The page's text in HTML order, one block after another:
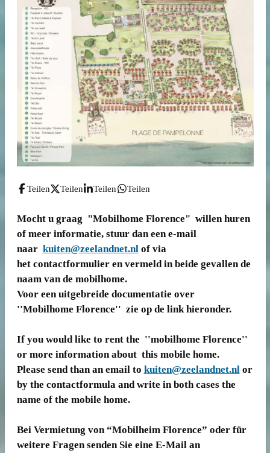
Teilen Teilen Teilen Teilen
Mocht u graag "Mobilhome Florence" willen huren
of meer informatie, stuur dan een e-mail
naar kuiten@zeelandnet.nlof via
het contactformulier en vermeld in beide gevallen de
naam van de mobilhome.
Voor een uitgebreide documentatie over
''Mobilhome Florence'' zie op de link hieronder.
If you would like to rent the ''mobilhome Florence''
or more information about this mobile home.
Please send than an email to kuiten@zeelandnet.nlor
by the contactformula and write in both cases the
name of the mobile home.
Bei Vermietung von “Mobilheim Florence” oder für
weitere Fragen senden Sie eine E-Mail an